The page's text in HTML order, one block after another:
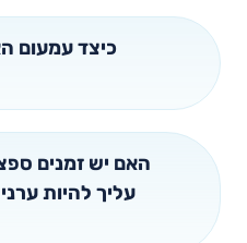
כיצד עמעום
האם יש זמנים
עליך להיות